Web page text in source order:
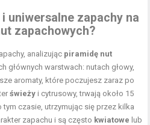
uniwersalne zapachy na
zapachowych?
analizując piramidę nut
głównych warstwach: nutach głowy,
aromaty, które poczujesz zaraz po
świeży i cytrusowy, trwają około 15
czasie, utrzymując się przez kilka
zapachu i są często kwiatowe lub